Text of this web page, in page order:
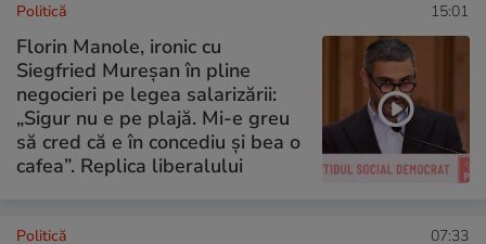
Politică 15:01
Florin Manole, ironic cu
Siegfried Mureșan în pline
negocieri pe legea salarizării:
„Sigur nu e pe plajă. Mi-e greu
să cred că e în concediu și bea o
cafea”. Replica liberalului
Politică 07:33